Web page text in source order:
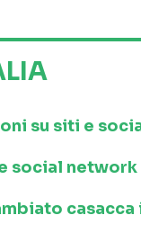
su siti e
social network
casacca